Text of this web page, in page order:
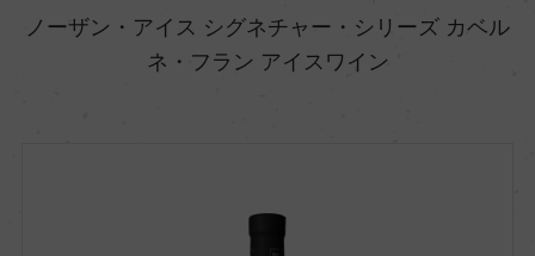
ノーザン・アイス シグネチャー・シリーズ カベル
ネ・フラン アイスワイン